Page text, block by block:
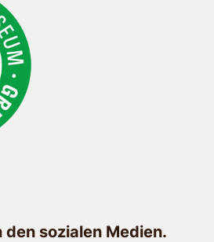
den sozialen Medien.